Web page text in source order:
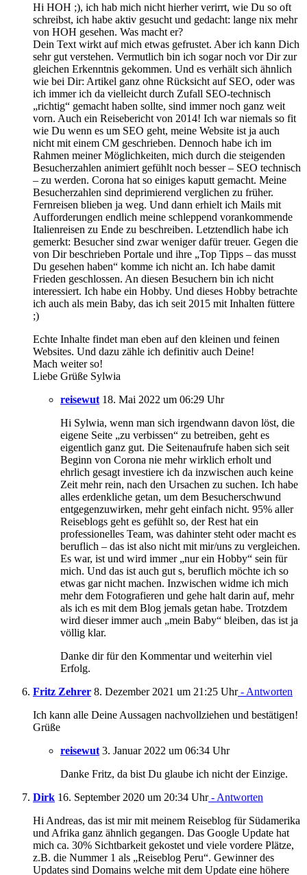
Hi HOH ;), ich hab mich nicht hierher verirrt, wie Du so oft
schreibst, ich habe aktiv gesucht und gedacht: lange nix mehr
von HOH gesehen. Was macht er?
Dein Text wirkt auf mich etwas gefrustet. Aber ich kann Dich
sehr gut verstehen. Vermutlich bin ich sogar noch vor Dir zur
gleichen Erkenntnis gekommen. Und es verhält sich ähnlich
wie bei Dir: Artikel ganz ohne Rücksicht auf SEO, oder was
ich immer ich da vielleicht durch Zufall SEO-technisch
„richtig“ gemacht haben sollte, sind immer noch ganz weit
vorn. Auch ein Reisebericht von 2014! Ich war niemals so fit
wie Du wenn es um SEO geht, meine Website ist ja auch
nicht mit einem CM geschrieben. Dennoch habe ich im
Rahmen meiner Möglichkeiten, mich durch die steigenden
Besucherzahlen animiert gefühlt noch besser – SEO technisch
– zu werden. Corona hat so einiges kaputt gemacht. Meine
Besucherzahlen sind deprimierend verglichen zu früher.
Fernreisen blieben ja weg. Und dann erhielt ich Mails mit
Aufforderungen endlich meine schleppend vorankommende
Italienreisen zu Ende zu beschreiben. Letztendlich habe ich
gemerkt: Besucher sind zwar weniger dafür treuer. Gegen die
von Dir beschrieben Portale und ihre „Top Tipps – das musst
Du gesehen haben“ komme ich nicht an. Ich habe damit
Frieden geschlossen. An diesen Besuchern bin ich nicht
interessiert. Ich habe ein Hobby. Und dieses Hobby betrachte
ich auch als mein Baby, das ich seit 2015 mit Inhalten füttere
;)
Echte Inhalte findet man eben auf den kleinen und feinen
Websites. Und dazu zähle ich definitiv auch Deine!
Mach weiter so!
Liebe Grüße Sylwia
reisewut 18. Mai 2022 um 06:29 Uhr
Hi Sylwia, wenn man sich irgendwann davon löst, die
eigene Seite „zu verbissen“ zu betreiben, geht es
eigentlich ganz gut. Die Seitenaufrufe haben sich seit
Beginn von Corona nie mehr wirklich erholt und
ehrlich gesagt investiere ich da inzwischen auch keine
Zeit mehr rein, nach den Ursachen zu suchen. Ich habe
alles erdenkliche getan, um dem Besucherschwund
entgegenzuwirken, mehr geht einfach nicht. 95% aller
Reiseblogs geht es gefühlt so, der Rest hat ein
professionelles Team, was dahinter steht oder macht es
beruflich – das ist also nicht mit mir/uns zu vergleichen.
Es war, ist und wird immer „nur ein Hobby“ sein für
mich. Und das ist auch gut s, beruflich möchte ich so
etwas gar nicht machen. Inzwischen widme ich mich
mehr dem Fotografieren und gehe halt darin auf, mehr
als ich es mit dem Blog jemals getan habe. Trotzdem
wird dieser immer auch „mein Baby“ bleiben, das ist ja
völlig klar.
Danke dir für den Kommentar und weiterhin viel
Erfolg.
Fritz Zehrer 8. Dezember 2021 um 21:25 Uhr- Antworten
Ich kann alle Deine Aussagen nachvollziehen und bestätigen!
Grüße
reisewut 3. Januar 2022 um 06:34 Uhr
Danke Fritz, da bist Du glaube ich nicht der Einzige.
Dirk 16. September 2020 um 20:34 Uhr- Antworten
Hi Andreas, das ist mir mit meinem Reiseblog für Südamerika
und Afrika ganz ähnlich gegangen. Das Google Update hat
mich ca. 30% Sichtbarkeit gekostet und viele vordere Plätze,
z.B. die Nummer 1 als „Reiseblog Peru“. Gewinner des
Updates sind Domains welche mit dem Update eine höhere